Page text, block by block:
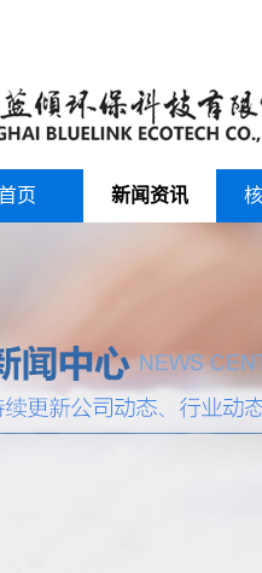
页 新闻资讯